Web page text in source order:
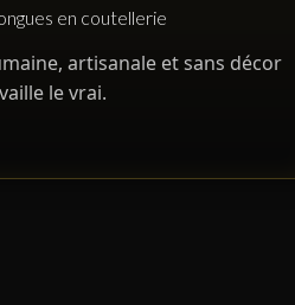
en coutellerie
artisanale et sans décor
le vrai.